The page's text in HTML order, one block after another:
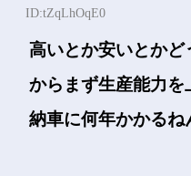
ID:tZqLhOqE0
高いとか安いとかど
からまず生産能力を
納車に何年かかるね